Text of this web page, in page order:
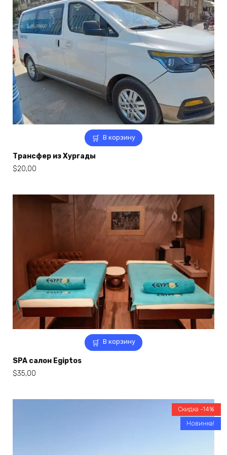
В корзину
Трансфер из Хургады
$20,00
В корзину
SPA салон Egiptos
$35,00
Скидка -14%
Новинка!